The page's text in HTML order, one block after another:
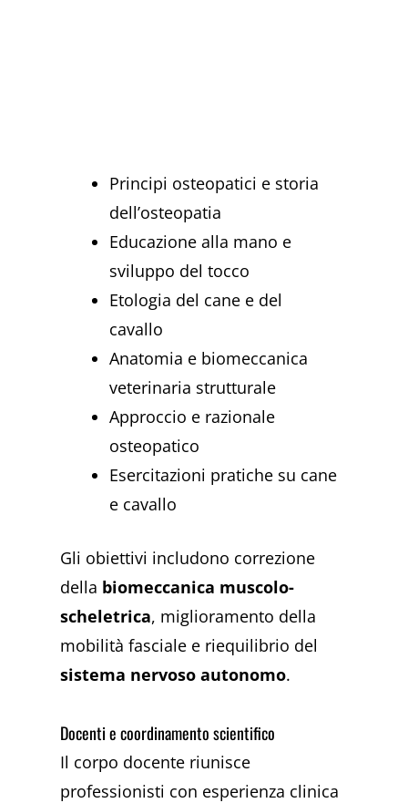
Principi osteopatici e storia
dell’osteopatia
Educazione alla mano e
sviluppo del tocco
Etologia del cane e del
cavallo
Anatomia e biomeccanica
veterinaria strutturale
Approccio e razionale
osteopatico
Esercitazioni pratiche su cane
e cavallo
Gli obiettivi includono correzione
della biomeccanica muscolo-
scheletrica, miglioramento della
mobilità fasciale e riequilibrio del
sistema nervoso autonomo.
Docenti e coordinamento scientifico
Il corpo docente riunisce
professionisti con esperienza clinica